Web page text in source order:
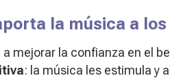
la música a
a mejorar la confianza en el
: la música les estimula y